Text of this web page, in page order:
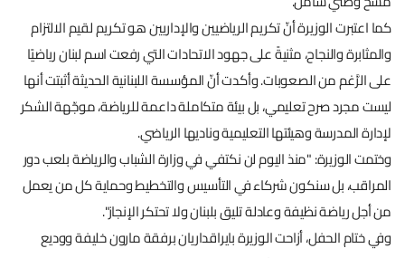
كما اعتبرت الوزيرة أنّ تكريم الرياضيين والإداريين هو تكريم لقيم الالتزام
والمثابرة والنجاح، مثنيةً على جهود الاتحادات التي رفعت اسم لبنان رياضيًا
على الرَّغم من الصعوبات. وأكدت أنّ المؤسسة اللبنانية الحديثة أثبتت أنها
ليست مجرد صرح تعليمي، بل بيئة متكاملة داعمة للرياضة، موجّهة الشكر
لإدارة المدرسة وهيئتها التعليمية وناديها الرياضي.
وختمت الوزيرة: "منذ اليوم لن نكتفي في وزارة الشباب والرياضة بلعب دور
المراقب، بل سنكون شركاء في التأسيس والتخطيط وحماية كل من يعمل
من أجل رياضة نظيفة وعادلة تليق بلبنان ولا تحتكر الإنجاز".
وفي ختام الحفل، أزاحت الوزيرة بايراقداريان برفقة مارون خليفة ووديع